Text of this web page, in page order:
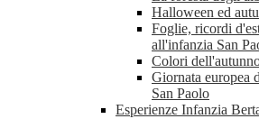
Halloween ed
Foglie, ricordi
all'infanzia San
Colori
Giornata europea
San Paolo
Esperienze Infanzia